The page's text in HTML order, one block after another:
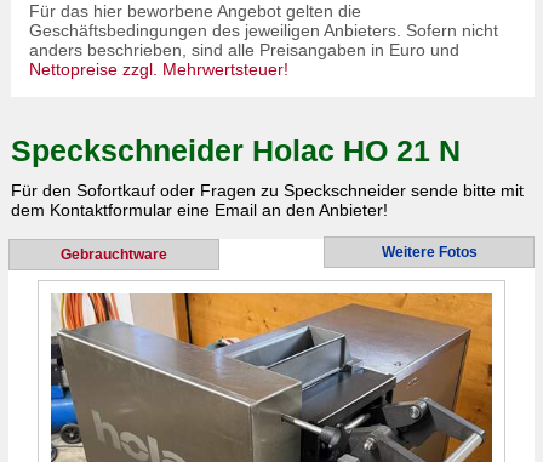
Für das hier beworbene Angebot gelten die
Geschäftsbedingungen des jeweiligen Anbieters. Sofern nicht
anders beschrieben, sind alle Preisangaben in Euro und
Nettopreise zzgl. Mehrwertsteuer!
Speckschneider Holac HO 21 N
Für den Sofortkauf oder Fragen zu Speckschneider sende bitte mit
dem Kontaktformular eine Email an den Anbieter!
Gebrauchtware Weitere Fotos